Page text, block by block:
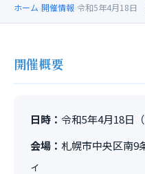
ホーム 開催情報 令和5年4月18日
開催概要
日時： 令和5年4月18日
会場： 札幌市中央区南
ィ